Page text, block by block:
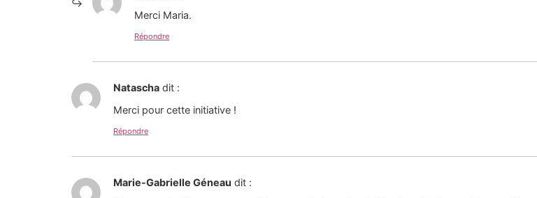
Merci Maria.
Répondre
Natascha dit :
Merci pour cette initiative !
Répondre
Marie-Gabrielle Géneau dit :